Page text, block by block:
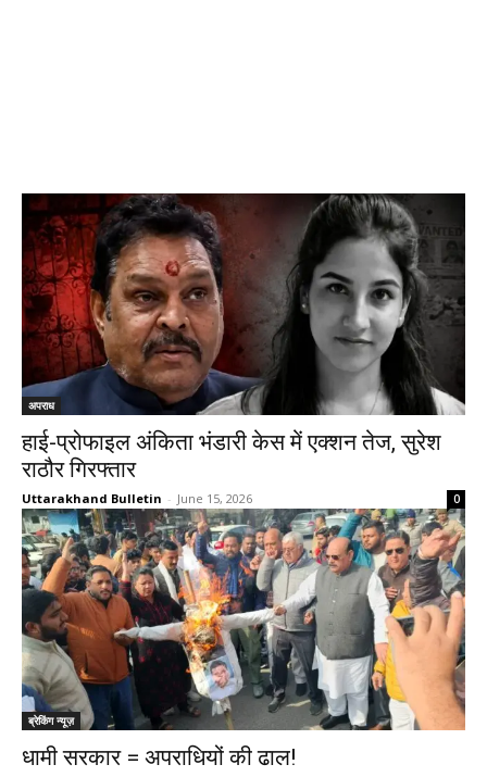
अपराध
हाई-प्रोफाइल अंकिता भंडारी केस में एक्शन तेज, सुरेश
राठौर गिरफ्तार
Uttarakhand Bulletin - June 15, 2026 0
ब्रेकिंग न्यूज़
धामी सरकार = अपराधियों की ढाल!